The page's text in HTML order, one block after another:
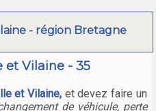
- région Bretagne
et Vilaine - 35
et Vilaine, et devez faire un
de véhicule, perte